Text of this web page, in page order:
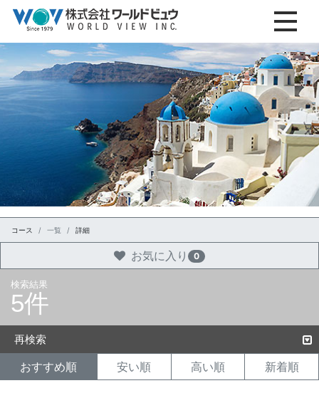
コース 一覧 詳細
お気に入り 0
検索結果
5件
再検索
おすすめ順 安い順 高い順 新着順